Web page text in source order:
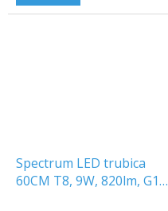
Spectrum LED trubica
60CM T8, 9W, 820lm, G13,